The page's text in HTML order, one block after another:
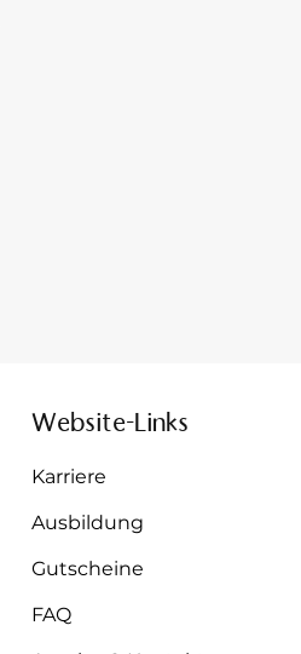
Website-Links
Karriere
Ausbildung
Gutscheine
FAQ